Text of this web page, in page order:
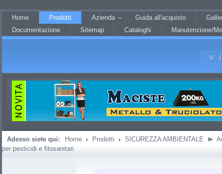
Home
Prodotti Azienda Guida all'acquisto
Documentazione
Sitemap Cataloghi Manutenzione/
Adesso siete qui: Home Prodotti SICUREZZA AMBIENTALE
per pesticidi e fitosanitari